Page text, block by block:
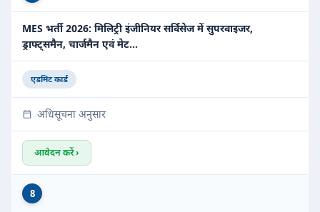
MES भर्ती 2026: मिलिट्री इंजीनियर सर्विसेज में सुपरवाइजर,
ड्राफ्ट्समैन, चार्जमैन एवं मेट…
एडमिट कार्ड
अधिसूचना अनुसार
आवेदन करें ›
8